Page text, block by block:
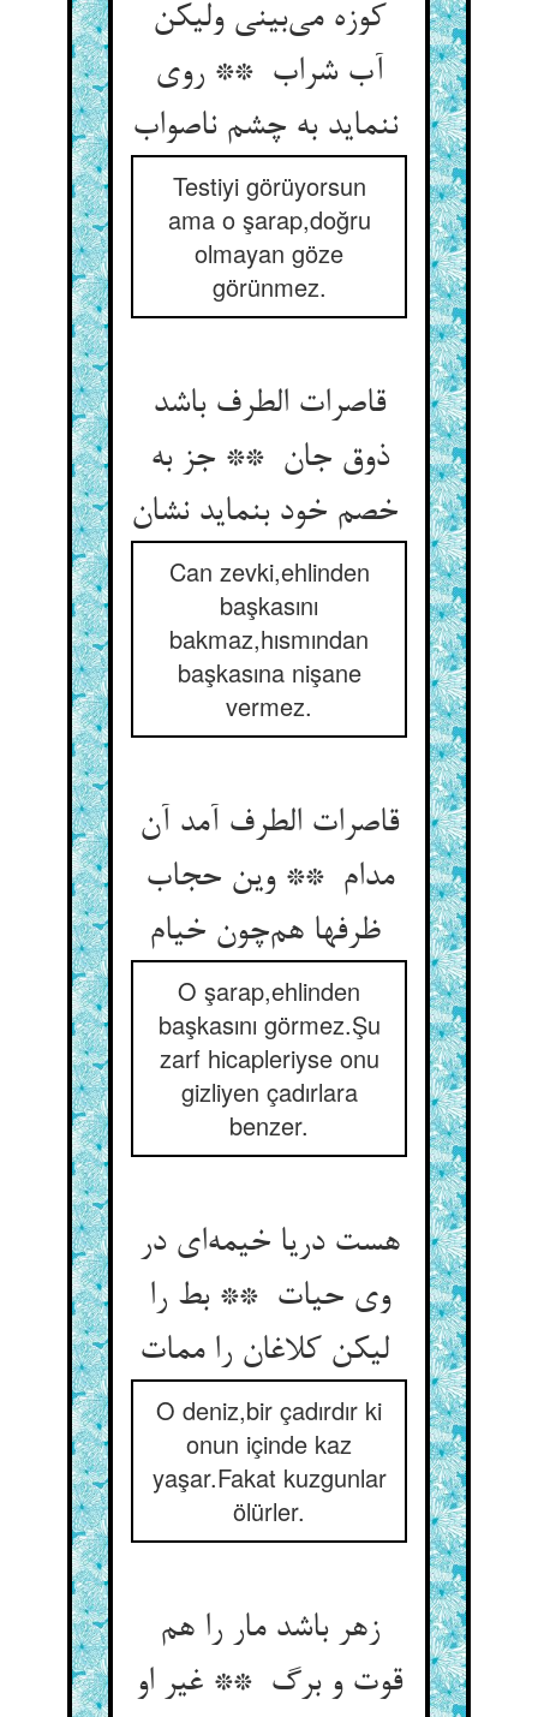
کوزه می‌بینی ولیکن
آب شراب ** روی
ننماید به چشم ناصواب
Testiyi görüyorsun
ama o şarap,doğru
olmayan göze
görünmez.
قاصرات الطرف باشد
ذوق جان ** جز به
Can zevki,ehlinden
başkasını
bakmaz,hısmından
başkasına nişane
vermez.
قاصرات الطرف آمد آن
مدام ** وین حجاب
ظرفها هم‌چون خیام
O şarap,ehlinden
başkasını görmez.Şu
zarf hicapleriyse onu
gizliyen çadırlara
benzer.
هست دریا خیمه‌ای در
وی حیات ** بط را
O deniz,bir çadırdır ki
onun içinde kaz
yaşar.Fakat kuzgunlar
ölürler.
زهر باشد مار را هم
قوت و برگ ** غیر او